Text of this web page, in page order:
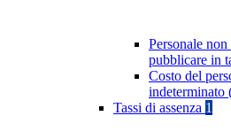
Personale
pubblicare in
Costo del
indeterminato
Tassi di assenza 1